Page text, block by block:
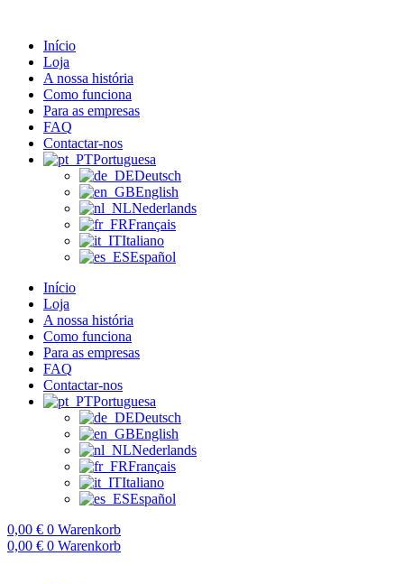
conteúdo
Início
Loja
A nossa história
Como funciona
Para as empresas
FAQ
Contactar-nos
Portuguesa
Deutsch
English
Nederlands
Français
Italiano
Español
Início
Loja
A nossa história
Como funciona
Para as empresas
FAQ
Contactar-nos
Portuguesa
Deutsch
English
Nederlands
Français
Italiano
Español
0,00 € 0 Warenkorb
0,00 € 0 Warenkorb